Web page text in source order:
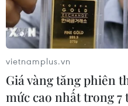
vietnamplus.vn
Giá vàng tăng phiên
mức cao nhất trong 7